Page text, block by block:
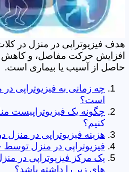
هدف فیزیوتراپی در منزل در
افزایش حرکت مفاصل، و کاهش
حاصل از آسیب یا بیماری است.
چه زمانی به فیزیوتراپی در
است؟
چگونه یک فیزیوتراپیست
کنیم؟
هزینه فیزیوتراپی در
فیزیوتراپی در منزل توسط
یک مرکز فیزیوتراپی در
های زیر را داشته باشد؟